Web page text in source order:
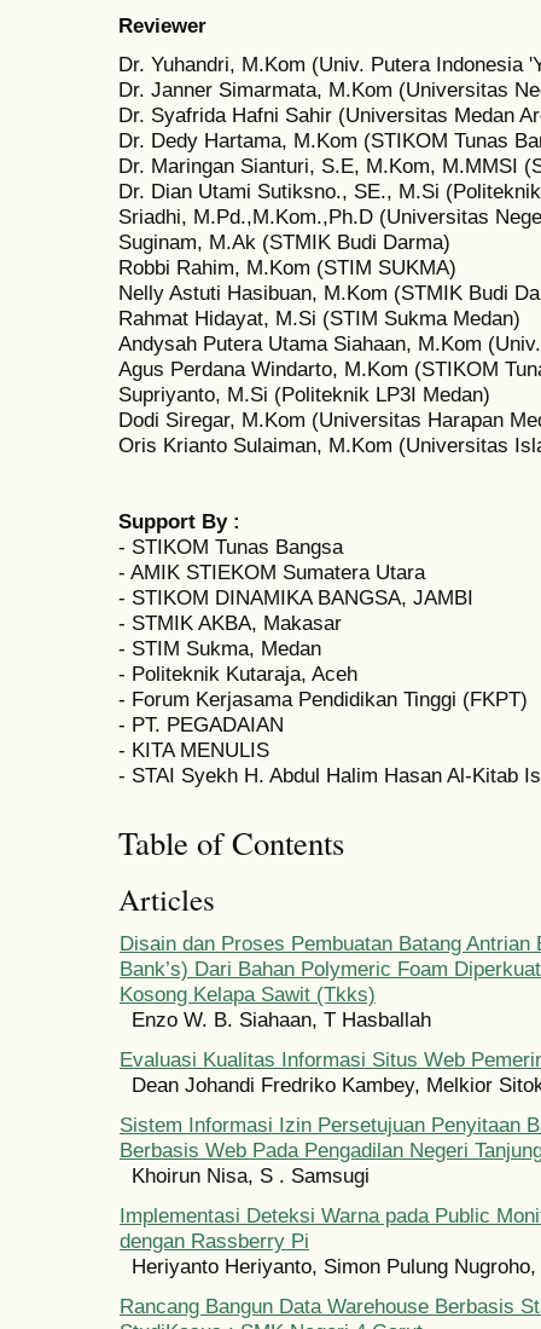
Reviewer
Dr. Yuhandri, M.Kom (Univ. Putera Indonesia
Dr. Janner Simarmata, M.Kom (Universitas
Dr. Syafrida Hafni Sahir (Universitas Medan
Dr. Dedy Hartama, M.Kom (STIKOM Tunas
Dr. Maringan Sianturi, S.E, M.Kom, M.MMSI
Dr. Dian Utami Sutiksno., SE., M.Si
Sriadhi, M.Pd.,M.Kom.,Ph.D (Universitas
Suginam, M.Ak (STMIK Budi Darma)
Robbi Rahim, M.Kom (STIM SUKMA)
Nelly Astuti Hasibuan, M.Kom (STMIK Budi
Rahmat Hidayat, M.Si (STIM Sukma Medan)
Andysah Putera Utama Siahaan, M.Kom
Agus Perdana Windarto, M.Kom (STIKOM
Supriyanto, M.Si (Politeknik LP3I Medan)
Dodi Siregar, M.Kom (Universitas Harapan
Oris Krianto Sulaiman, M.Kom (Universitas
Support By :
- STIKOM Tunas Bangsa
- AMIK STIEKOM Sumatera Utara
- STIKOM DINAMIKA BANGSA, JAMBI
- STMIK AKBA, Makasar
- STIM Sukma, Medan
- Politeknik Kutaraja, Aceh
- Forum Kerjasama Pendidikan Tinggi (FKPT)
- PT. PEGADAIAN
- KITA MENULIS
- STAI Syekh H. Abdul Halim Hasan Al-Kitab
Table of Contents
Articles
Disain dan Proses Pembuatan Batang Antrian
Bank’s) Dari Bahan Polymeric Foam
Kosong Kelapa Sawit (Tkks)
Enzo W. B. Siahaan, T Hasballah
Evaluasi Kualitas Informasi Situs Web
Dean Johandi Fredriko Kambey, Melkior
Sistem Informasi Izin Persetujuan Penyitaan
Berbasis Web Pada Pengadilan Negeri
Khoirun Nisa, S . Samsugi
Implementasi Deteksi Warna pada Public
dengan Rassberry Pi
Heriyanto Heriyanto, Simon Pulung
Rancang Bangun Data Warehouse Berbasis